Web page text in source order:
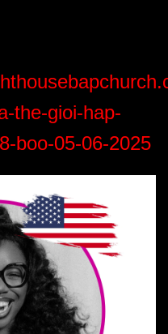
the-gioi-hap-
boo-05-06-2025